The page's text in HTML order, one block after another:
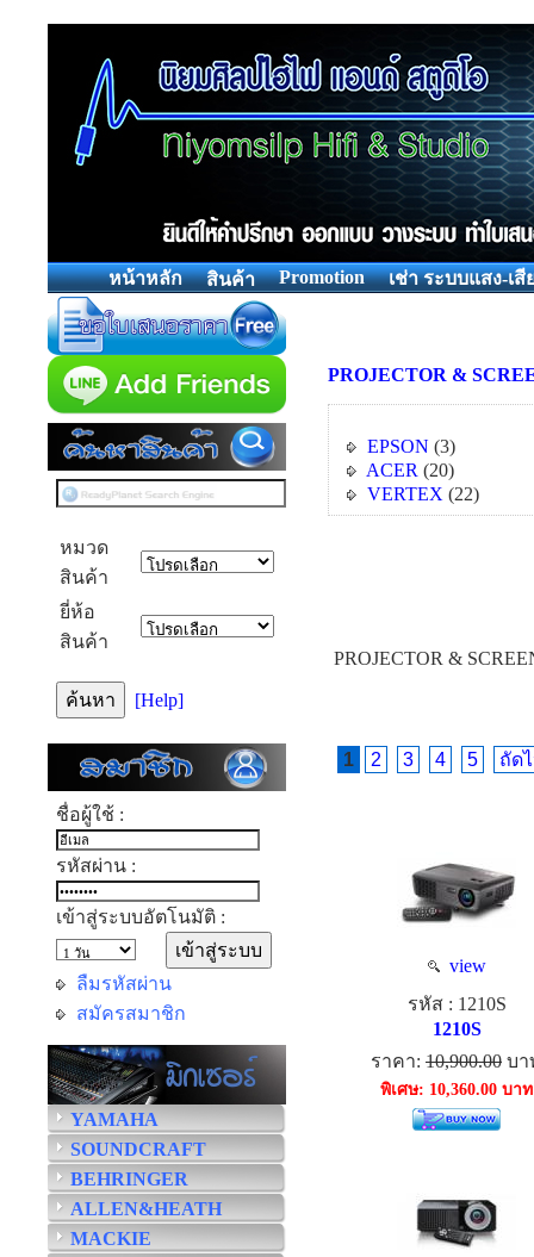
หน้าหลัก สินค้า Promotion เช่า ระบบแสง-เสี
หมวด
สินค้า
ยี่ห้อ
สินค้า
[Help]
ชื่อผู้ใช้ :
รหัสผ่าน :
เข้าสู่ระบบอัตโนมัติ :
ลืมรหัสผ่าน
สมัครสมาชิก
YAMAHA
SOUNDCRAFT
BEHRINGER
ALLEN&HEATH
MACKIE
PROJECTOR &
EPSON (3)
ACER (20)
VERTEX (22)
PROJECTOR &
1 2 3 4 5 ถัด
view
รหัส : 1210S
1210S
ราคา: 10,900.00 บา
พิเศษ: 10,360.00 บาท